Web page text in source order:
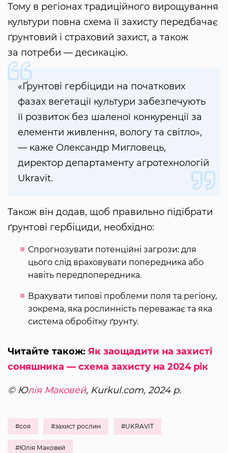
Тому в регіонах традиційного вирощування
культури повна схема її захисту передбачає
ґрунтовий і страховий захист, а також
за потреби — десикацію.
«Ґрунтові гербіциди на початкових
фазах вегетації культури забезпечують
її розвиток без шаленої конкуренції за
елементи живлення, вологу та світло»,
— каже Олександр Мигловець,
директор департаменту агротехнологій
Ukravit.
Також він додав, щоб правильно підібрати
ґрунтові гербіциди, необхідно:
Спрогнозувати потенційні загрози: для
цього слід враховувати попередника або
навіть передпопередника.
Врахувати типові проблеми поля та регіону,
зокрема, яка рослинність переважає та яка
система обробітку ґрунту.
Читайте також: Як заощадити на захисті
соняшника — схема захисту на 2024 рік
© Юлія Маковей, Kurkul.com, 2024 р.
#соя #захист рослин #UKRAVIT
#Юлія Маковей